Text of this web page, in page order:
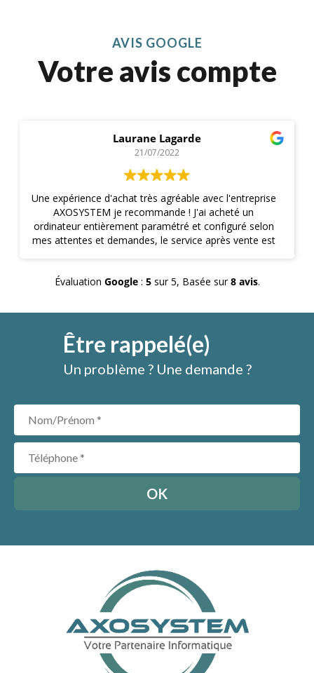
AVIS GOOGLE
Votre avis compte
Laurane Lagarde
21/07/2022
Une expérience d'achat très agréable avec l'entreprise
AXOSYSTEM je recommande ! J'ai acheté un
ordinateur entièrement paramétré et configuré selon
mes attentes et demandes, le service après vente est
l'écoute et qui vous conseil selon vos besoins et non
maintenance en cas de question est top et réactive
Évaluation Google: 5sur 5, Basée sur8 avis.
Être rappelé(e)
Un problème ? Une demande ?